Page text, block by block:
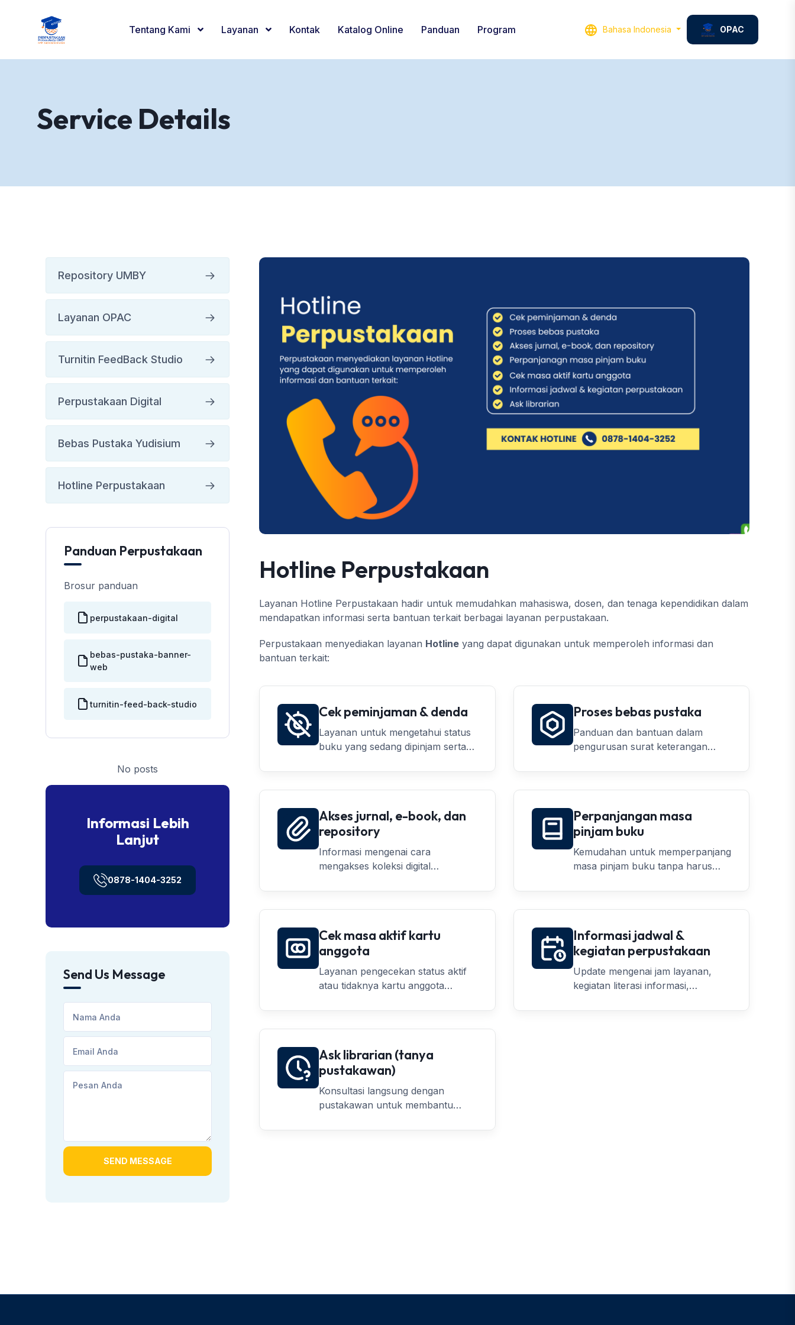
Tentang Kami Layanan Kontak Katalog Online Panduan Program Bahasa Indonesia OPAC
Service Details
Hotline Perpustakaan
Layanan Hotline Perpustakaan hadir untuk memudahkan mahasiswa, dosen, dan tenaga kependidikan dalam
mendapatkan informasi serta bantuan terkait berbagai layanan perpustakaan.
Perpustakaan menyediakan layanan Hotline yang dapat digunakan untuk memperoleh informasi dan
bantuan terkait:
Cek peminjaman & denda
Layanan untuk mengetahui status
buku yang sedang dipinjam serta
Proses bebas pustaka
Panduan dan bantuan dalam
pengurusan surat keterangan
yudisium dan wisuda.
Akses jurnal, e-book, dan
repository
Informasi mengenai cara
mengakses koleksi digital
maupun repository tugas akhir.
Perpanjangan masa
pinjam buku
Kemudahan untuk memperpanjang
masa pinjam buku tanpa harus
Cek masa aktif kartu
anggota
Layanan pengecekan status aktif
atau tidaknya kartu anggota
Informasi jadwal &
kegiatan perpustakaan
Update mengenai jam layanan,
kegiatan literasi informasi,
lainnya.
Ask librarian (tanya
pustakawan)
Konsultasi langsung dengan
pustakawan untuk membantu
dan kebutuhan akademik lainnya.
Repository UMBY
Layanan OPAC
Turnitin FeedBack Studio
Perpustakaan Digital
Bebas Pustaka Yudisium
Hotline Perpustakaan
Panduan Perpustakaan
Brosur panduan
perpustakaan-digital
bebas-pustaka-banner-
web
turnitin-feed-back-studio
No posts
Informasi Lebih
Lanjut
0878-1404-3252
Send Us Message
SEND MESSAGE